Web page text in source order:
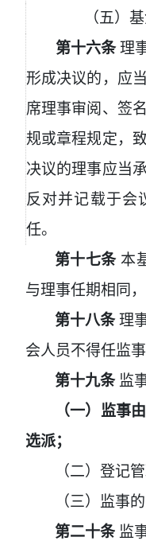
（五）
第十六条理
形成决议的，应
席理事审阅、签
规或章程规定，
决议的理事应当
反对并记载于会
任。
第十七条 本
与理事任期相同
第十八条 理
会人员不得任监事
第十九条 监
（一）监事
选派；
（二）登记
（三）监事
第二十条监